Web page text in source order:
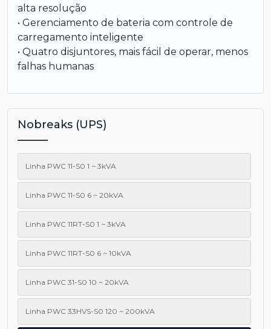
alta resolução
• Gerenciamento de bateria com controle de
carregamento inteligente
• Quatro disjuntores, mais fácil de operar, menos
falhas humanas
Nobreaks (UPS)
Linha PWC 11-S0 1 ~ 3kVA
Linha PWC 11-S0 6 ~ 20kVA
Linha PWC 11RT-S0 1 ~ 3kVA
Linha PWC 11RT-S0 6 ~ 10kVA
Linha PWC 31-S0 10 ~ 20kVA
Linha PWC 33HVS-S0 120 ~ 200kVA